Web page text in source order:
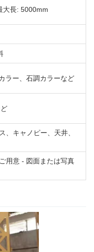
大長: 5000mm
ラー、石調カラーなど
、キャノピー、天井、
用意 - 図面または写真